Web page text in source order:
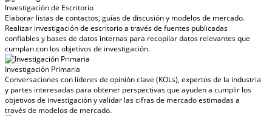
Investigación de Escritorio
Elaborar listas de contactos, guías de discusión y modelos de mercado.
Realizar investigación de escritorio a través de fuentes publicadas
confiables y bases de datos internas para recopilar datos relevantes que
cumplan con los objetivos de investigación.
Investigación Primaria
Conversaciones con líderes de opinión clave (KOLs), expertos de la industria
y partes interesadas para obtener perspectivas que ayuden a cumplir los
objetivos de investigación y validar las cifras de mercado estimadas a
través de modelos de mercado.